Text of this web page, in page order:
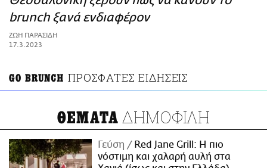
ΑΜΠΑ
PRINT
brunch ξανά ενδιαφέρον
ΖΩΗ ΠΑΡΑΣΙΔΗ
17.3.2023
GO BRUNCH ΠΡΟΣΦΑΤΕΣ ΕΙΔΗΣΕΙΣ
ΘΕΜΑΤΑ ΔΗΜΟΦΙΛΗ
Γεύση
Red Jane Grill: Η πιο
νόστιμη και χαλαρή αυλή στα